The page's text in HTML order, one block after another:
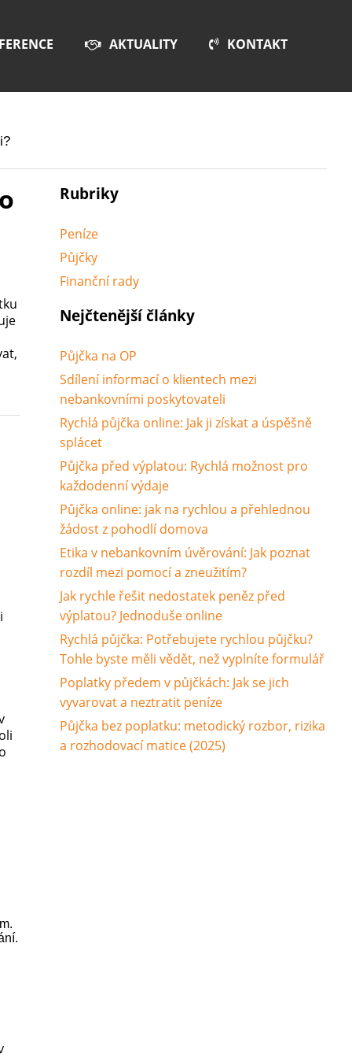
AKTUALITY KONTAKT
Rubriky
Peníze
Půjčky
Finanční rady
Nejčtenější články
Půjčka na OP
Sdílení informací o klientech mezi
nebankovními poskytovateli
Rychlá půjčka online: Jak ji získat a úspěšně
splácet
Půjčka před výplatou: Rychlá možnost pro
každodenní výdaje
Půjčka online: jak na rychlou a přehlednou
žádost z pohodlí domova
Etika v nebankovním úvěrování: Jak poznat
rozdíl mezi pomocí a zneužitím?
Jak rychle řešit nedostatek peněz před
výplatou? Jednoduše online
Rychlá půjčka: Potřebujete rychlou půjčku?
Tohle byste měli vědět, než vyplníte formulář
Poplatky předem v půjčkách: Jak se jich
vyvarovat a neztratit peníze
Půjčka bez poplatku: metodický rozbor, rizika
a rozhodovací matice (2025)